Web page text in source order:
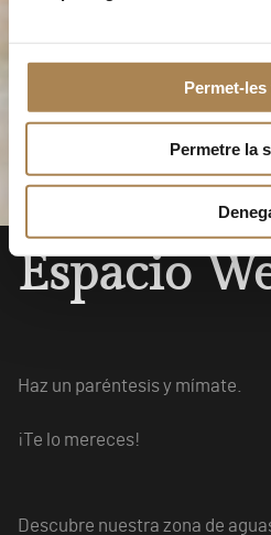
Permet-
Permetre la
Espacio
Haz un paréntesis y mímate.
¡Te lo mereces!
Descubre nuestra zona de